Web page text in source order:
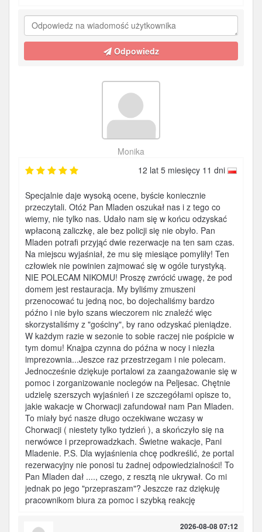
Odpowiedz
Monika
12 lat 5 miesięcy 11 dni
Specjalnie daje wysoką ocene, byście koniecznie
przeczytali. Otóż Pan Mladen oszukał nas i z tego co
wiemy, nie tylko nas. Udało nam się w końcu odzyskać
wpłaconą zaliczkę, ale bez policji się nie obyło. Pan
Mladen potrafi przyjąć dwie rezerwacje na ten sam czas.
Na miejscu wyjaśniał, że mu się miesiące pomyliły! Ten
człowiek nie powinien zajmować się w ogóle turystyką.
NIE POLECAM NIKOMU! Proszę zwrócić uwagę, że pod
domem jest restauracja. My byliśmy zmuszeni
przenocować tu jedną noc, bo dojechaliśmy bardzo
późno i nie było szans wieczorem nic znaleźć więc
skorzystaliśmy z "gościny", by rano odzyskać pieniądze.
W każdym razie w sezonie to sobie raczej nie pośpicie w
tym domu! Knajpa czynna do późna w nocy i niezła
imprezownia...Jeszce raz przestrzegam i nie polecam.
Jednocześnie dziękuje portalowi za zaangażowanie się w
pomoc i zorganizowanie noclegów na Peljesac. Chętnie
udzielę szerszych wyjaśnień i ze szczegółami opisze to,
jakie wakacje w Chorwacji zafundował nam Pan Mladen.
To miały być nasze długo oczekiwane wczasy w
Chorwacji ( niestety tylko tydzień ), a skończyło się na
nerwówce i przeprowadzkach. Świetne wakacje, Pani
Mladenie. P.S. Dla wyjaśnienia chcę podkreślić, że portal
rezerwacyjny nie ponosi tu żadnej odpowiedzialności! To
Pan Mladen dał ...., czego, z resztą nie ukrywał. Co mi
jednak po jego "przepraszam"? Jeszcze raz dziękuję
pracownikom biura za pomoc i szybką reakcję
2026-08-08 07:12